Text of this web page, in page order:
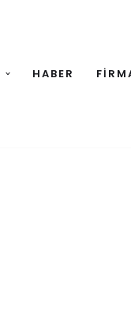
HABER